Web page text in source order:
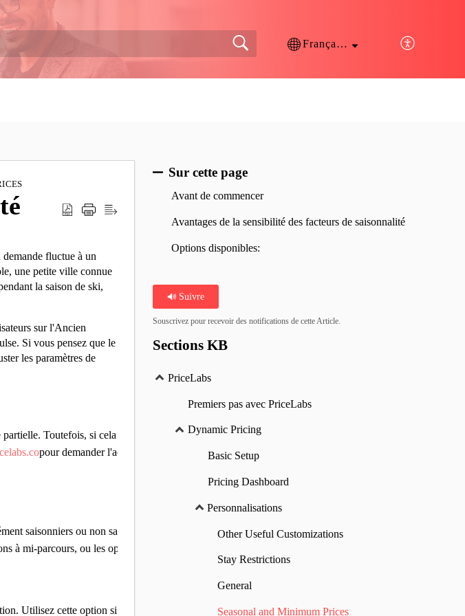
Français (France)
fluctue à un
une petite ville connue
la saison de ski,
sur l'Ancien
Si vous pensez que le
les paramètres de
Toutefois, si cela est suggéré dans Smart Presets, il sera automatiquement activé pour votre
pour demander l'accès.
saisonniers ou non saisonniers.
à mi-parcours, ou les opérations non saisonnières.
Utilisez cette option si vous ajoutez la vôtre Profil saisonnier personnaliséou si vous exploitez une
Sur cette page
Avant de commencer
Avantages de la sensibilité des facteurs de saisonnalité
Options disponibles:
Suivre
Souscrivez pour recevoir des notifications de cette Article.
Sections KB
PriceLabs
Premiers pas avec PriceLabs
Dynamic Pricing
Basic Setup
Pricing Dashboard
Personnalisations
Other Useful Customizations
Stay Restrictions
General
Seasonal and Minimum Prices